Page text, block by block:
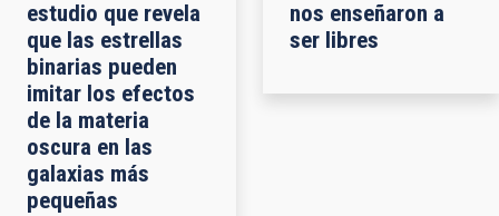
estudio que revela
que las estrellas
binarias pueden
imitar los efectos
de la materia
oscura en las
galaxias más
pequeñas
nos enseñaron a
ser libres